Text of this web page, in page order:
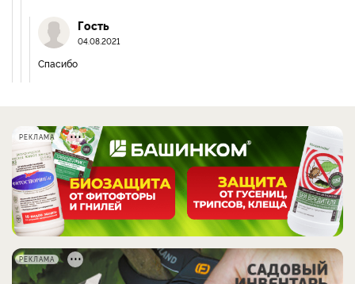
Гость
04.08.2021
Спасибо
РЕКЛАМА
РЕКЛАМА